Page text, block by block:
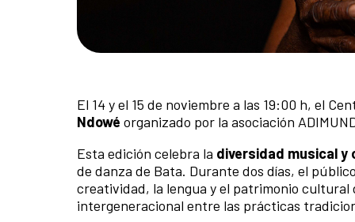
El 14 y el 15 de noviembre a las 19:00 h, el
Ndowé organizado por la asociación
Esta edición celebra la diversidad musical y
de danza de Bata. Durante dos días, el
creatividad, la lengua y el patrimonio cultural
intergeneracional entre las prácticas